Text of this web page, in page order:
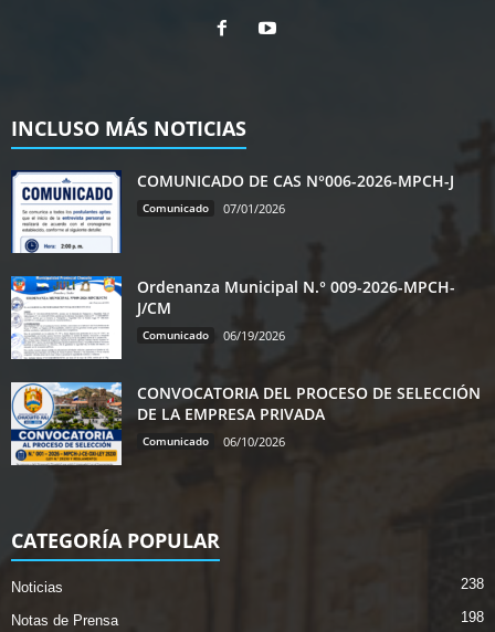
INCLUSO MÁS NOTICIAS
COMUNICADO DE CAS N°006-2026-MPCH-J
Comunicado 07/01/2026
Ordenanza Municipal N.° 009-2026-MPCH-
J/CM
Comunicado 06/19/2026
CONVOCATORIA DEL PROCESO DE SELECCIÓN
DE LA EMPRESA PRIVADA
Comunicado 06/10/2026
CATEGORÍA POPULAR
Noticias 238
Notas de Prensa 198